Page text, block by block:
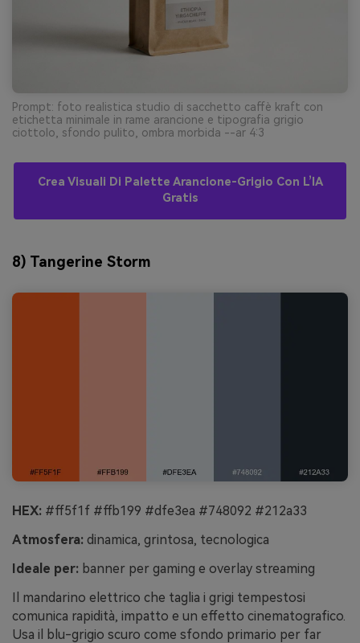
Prompt: foto realistica studio di sacchetto caffè kraft con
etichetta minimale in rame arancione e tipografia grigio
ciottolo, sfondo pulito, ombra morbida --ar 4:3
Crea Visuali Di Palette Arancione-Grigio Con L’IA
Gratis
8) Tangerine Storm
HEX: #ff5f1f #ffb199 #dfe3ea #748092 #212a33
Atmosfera: dinamica, grintosa, tecnologica
Ideale per: banner per gaming e overlay streaming
Il mandarino elettrico che taglia i grigi tempestosi
comunica rapidità, impatto e un effetto cinematografico.
Usa il blu-grigio scuro come sfondo primario per far